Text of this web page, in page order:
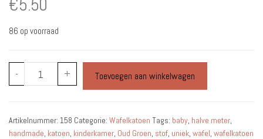
€5.50
86 op voorraad
-
Wafelkatoen
-
-
+ Toevoegen aan winkelwagen
Artikelnummer: 158 Categorie: Wafelkatoen Tags: baby, halve meter,
handmade, katoen, kinderkamer, Oud Groen, stof, uniek, wafel, wafelkatoen